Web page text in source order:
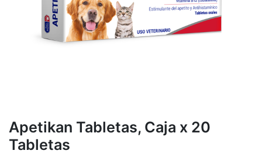
Apetikan Tabletas, Caja x 20
Tabletas